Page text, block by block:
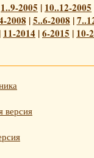
1..9-2005 | 10..12-2005
2008 |5..6-2008 |
| 11-2014 |6-2015 | 10-
версия